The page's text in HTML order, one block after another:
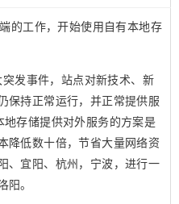
的工作，开始使用自有本地存
突发事件，站点对新技术、新
保持正常运行，并正常提供服
存储提供对外服务的方案是
降低数十倍，节省大量网络资
、宜阳、杭州，宁波，进行一
阳。